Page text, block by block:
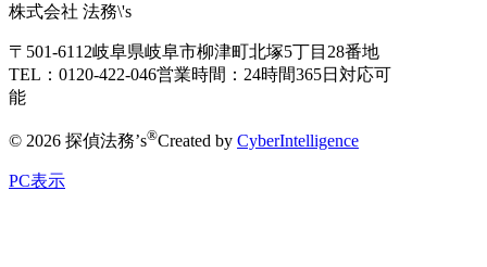
株式会社 法務\'s
〒501-6112岐阜県岐阜市柳津町北塚5丁目28番地
TEL：0120-422-046営業時間：24時間365日対応可
能
© 2026 探偵法務’s®Created by CyberIntelligence
PC表示